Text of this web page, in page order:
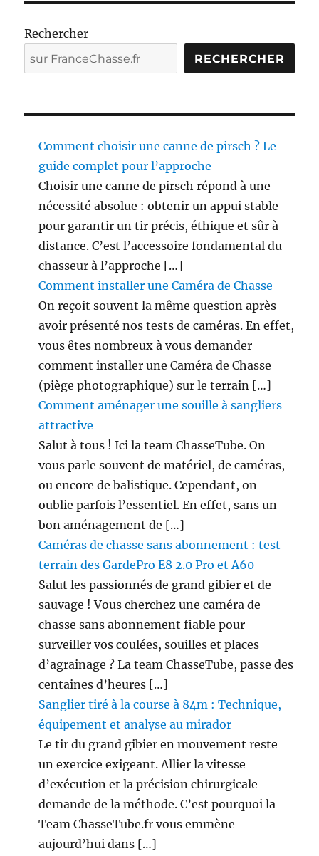
Rechercher
RECHERCHER
Comment choisir une canne de pirsch ? Le
guide complet pour l’approche
Choisir une canne de pirsch répond à une
nécessité absolue : obtenir un appui stable
pour garantir un tir précis, éthique et sûr à
distance. C’est l’accessoire fondamental du
chasseur à l’approche […]
Comment installer une Caméra de Chasse
On reçoit souvent la même question après
avoir présenté nos tests de caméras. En effet,
vous êtes nombreux à vous demander
comment installer une Caméra de Chasse
(piège photographique) sur le terrain […]
Comment aménager une souille à sangliers
attractive
Salut à tous ! Ici la team ChasseTube. On
vous parle souvent de matériel, de caméras,
ou encore de balistique. Cependant, on
oublie parfois l’essentiel. En effet, sans un
bon aménagement de […]
Caméras de chasse sans abonnement : test
terrain des GardePro E8 2.0 Pro et A60
Salut les passionnés de grand gibier et de
sauvage ! Vous cherchez une caméra de
chasse sans abonnement fiable pour
surveiller vos coulées, souilles et places
d’agrainage ? La team ChasseTube, passe des
centaines d’heures […]
Sanglier tiré à la course à 84m : Technique,
équipement et analyse au mirador
Le tir du grand gibier en mouvement reste
un exercice exigeant. Allier la vitesse
d’exécution et la précision chirurgicale
demande de la méthode. C’est pourquoi la
Team ChasseTube.fr vous emmène
aujourd’hui dans […]